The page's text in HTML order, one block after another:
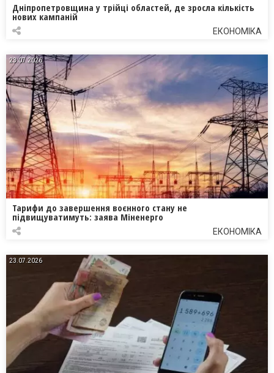
Дніпропетровщина у трійці областей, де зросла кількість
нових кампаній
ЕКОНОМІКА
23.07.2026
Тарифи до завершення воєнного стану не
підвищуватимуть: заява Міненерго
ЕКОНОМІКА
23.07.2026